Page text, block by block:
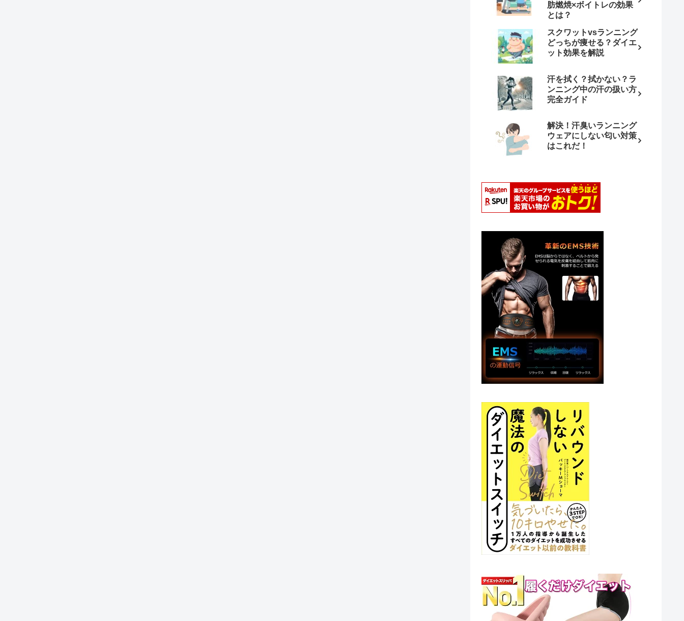
肪燃焼×ボイトレの効果
とは？
スクワットvsランニング
どっちが痩せる？ダイエ
ット効果を解説
汗を拭く？拭かない？ラ
ンニング中の汗の扱い方
完全ガイド
解決！汗臭いランニング
ウェアにしない匂い対策
はこれだ！